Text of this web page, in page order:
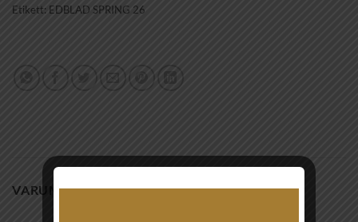
Etikett: EDBLAD SPRING 26
VARUMÄRKE